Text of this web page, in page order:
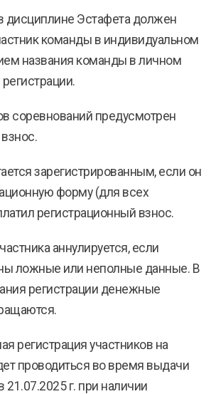
дисциплине Эстафета должен
команды в индивидуальном
названия команды в личном
соревнований предусмотрен
зарегистрированным, если он
форму (для всех
регистрационный взнос.
аннулируется, если
ложные или неполные данные. В
регистрации денежные
регистрация участников на
проводиться во время выдачи
21.07.2025 г. при наличии